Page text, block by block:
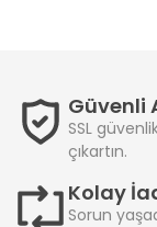
Güvenli
SSL
çıkartın.
Kolay
Sorun